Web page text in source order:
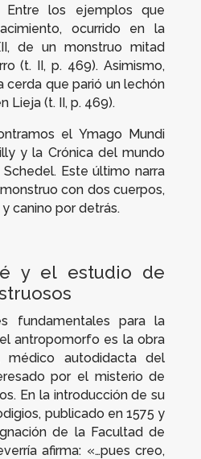
Entre los ejemplos que
ocurrido en la
de un monstruo mitad
(t. II, p. 469). Asimismo,
cerda que parió un lechón
Lieja (t. II, p. 469).
el Ymago Mundi
y la Crónica del mundo
Este último narra
con dos cuerpos,
canino por detrás.
y el estudio de
fundamentales para la
antropomorfo es la obra
médico autodidacta del
por el misterio de
En la introducción de su
, publicado en 1575 y
de la Facultad de
afirma: «…pues creo,